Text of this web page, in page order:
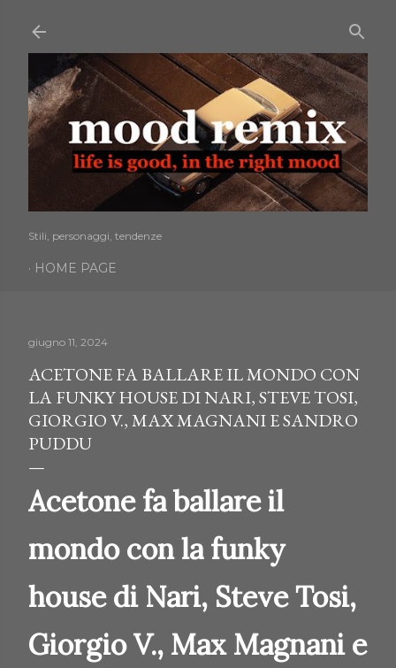
Stili, personaggi, tendenze
HOME PAGE
giugno 11, 2024
ACETONE FA BALLARE IL MONDO CON
LA FUNKY HOUSE DI NARI, STEVE TOSI,
GIORGIO V., MAX MAGNANI E SANDRO
PUDDU
Acetone fa ballare il
mondo con la funky
house di Nari, Steve Tosi,
Giorgio V., Max Magnani e